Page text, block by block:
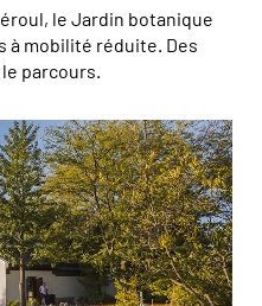
le Jardin botanique
à mobilité réduite. Des
parcours.